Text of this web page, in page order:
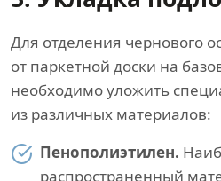
Для отделения чернового
от паркетной доски на
необходимо уложить
из различных материалов:
Пенополиэтилен.
распространенный